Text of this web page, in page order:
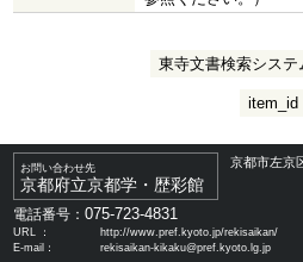
東寺文書検索システ
item_id
お問い合わせ先
京都府立京都学・歴彩館
京都市左京
電話番号：075-723-4831
URL ：
http://www.pref.kyoto.jp/rekisaikan/
E-mail：
rekisaikan-kikaku@pref.kyoto.lg.jp